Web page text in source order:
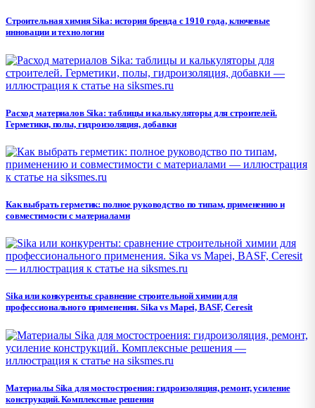
Строительная химия Sika: история бренда с 1910 года, ключевые
инновации и технологии
Расход материалов Sika: таблицы и калькуляторы для строителей.
Герметики, полы, гидроизоляция, добавки
Как выбрать герметик: полное руководство по типам, применению и
совместимости с материалами
Sika или конкуренты: сравнение строительной химии для
профессионального применения. Sika vs Mapei, BASF, Ceresit
Материалы Sika для мостостроения: гидроизоляция, ремонт, усиление
конструкций. Комплексные решения